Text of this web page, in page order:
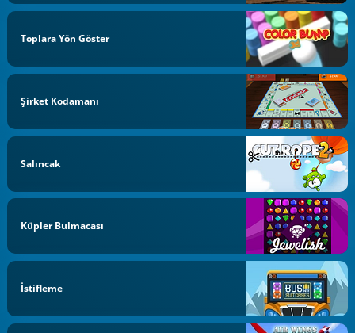
Toplara Yön Göster
Şirket Kodamanı
Salıncak
Küpler Bulmacası
İstifleme